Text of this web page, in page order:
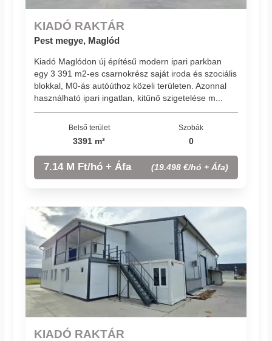
KIADÓ RAKTÁR
Pest megye, Maglód
Kiadó Maglódon új építésű modern ipari parkban
egy 3 391 m2-es csarnokrész saját iroda és szociális
blokkal, M0-ás autóúthoz közeli területen. Azonnal
használható ipari ingatlan, kitűnő szigetelése m...
Belső terület
3391 m²
Szobák
0
7.14 M Ft/hó + Áfa (19.498 €/hó + Áfa)
KIADÓ RAKTÁR